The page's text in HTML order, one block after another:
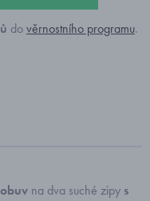
dověrnostního programu.
na dva suché zipy s